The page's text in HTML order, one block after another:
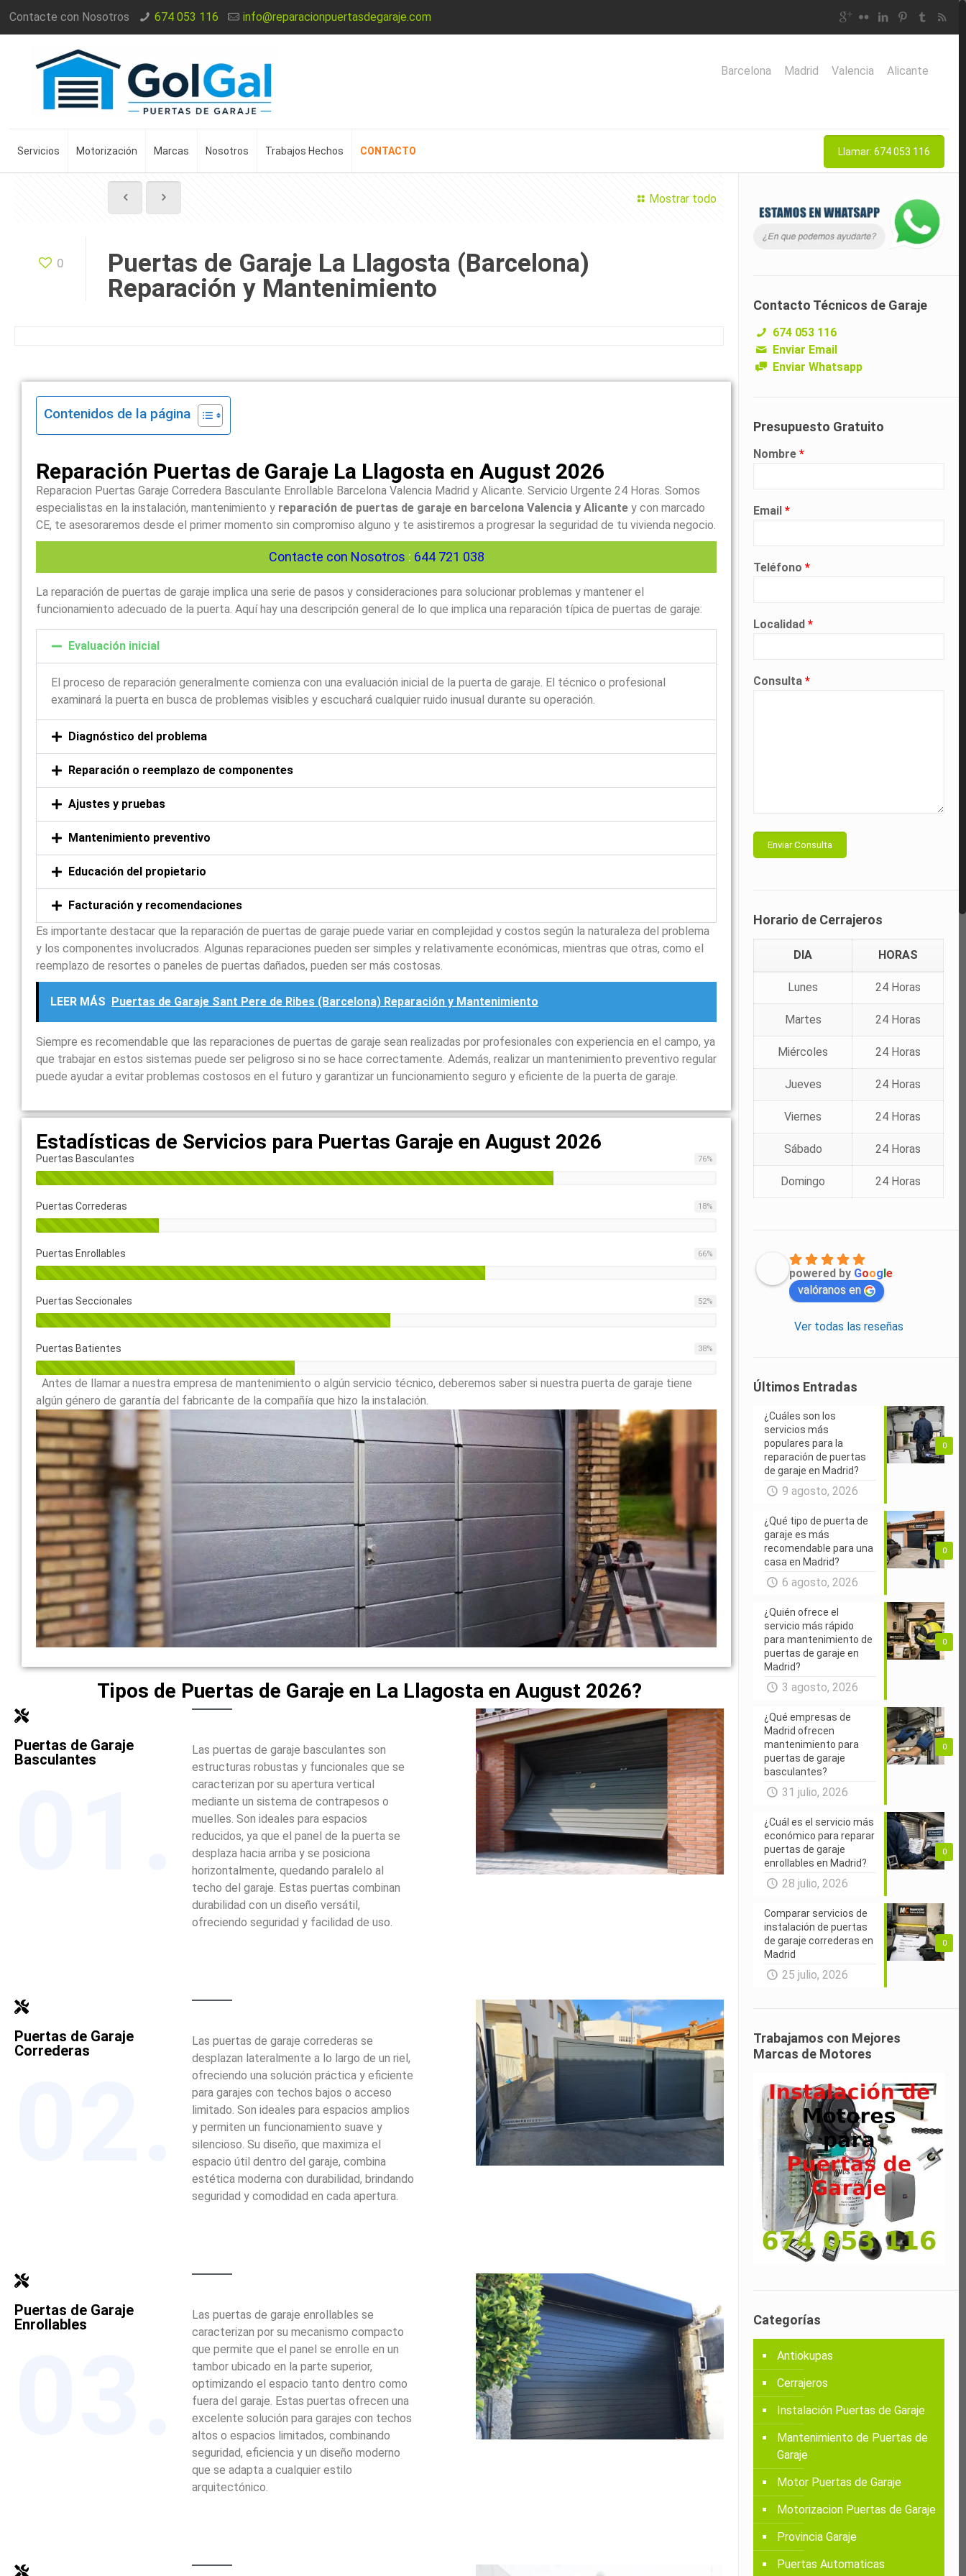
Contacte con Nosotros 674 053 116 info@reparacionpuertasdegaraje.com
Servicios Motorización Marcas Nosotros Trabajos Hechos CONTACTO
Barcelona Madrid Valencia Alicante
Llamar: 674 053 116
Mostrar todo
0
Puertas de Garaje La Llagosta (Barcelona)
Reparación y Mantenimiento
Contenidos de la página
Reparación Puertas de Garaje La Llagosta en August 2026
Reparacion Puertas Garaje Corredera Basculante Enrollable Barcelona Valencia Madrid y Alicante. Servicio Urgente 24 Horas. Somos
especialistas en la instalación, mantenimiento y reparación de puertas de garaje en barcelona Valencia y Alicante y con marcado
CE, te asesoraremos desde el primer momento sin compromiso alguno y te asistiremos a progresar la seguridad de tu vivienda negocio.
Contacte con Nosotros : 644 721 038
La reparación de puertas de garaje implica una serie de pasos y consideraciones para solucionar problemas y mantener el
funcionamiento adecuado de la puerta. Aquí hay una descripción general de lo que implica una reparación típica de puertas de garaje:
Evaluación inicial
El proceso de reparación generalmente comienza con una evaluación inicial de la puerta de garaje. El técnico o profesional
examinará la puerta en busca de problemas visibles y escuchará cualquier ruido inusual durante su operación.
Diagnóstico del problema
Reparación o reemplazo de componentes
Ajustes y pruebas
Mantenimiento preventivo
Educación del propietario
Facturación y recomendaciones
Es importante destacar que la reparación de puertas de garaje puede variar en complejidad y costos según la naturaleza del problema
y los componentes involucrados. Algunas reparaciones pueden ser simples y relativamente económicas, mientras que otras, como el
reemplazo de resortes o paneles de puertas dañados, pueden ser más costosas.
LEER MÁS Puertas de Garaje Sant Pere de Ribes (Barcelona) Reparación y Mantenimiento
Siempre es recomendable que las reparaciones de puertas de garaje sean realizadas por profesionales con experiencia en el campo, ya
que trabajar en estos sistemas puede ser peligroso si no se hace correctamente. Además, realizar un mantenimiento preventivo regular
puede ayudar a evitar problemas costosos en el futuro y garantizar un funcionamiento seguro y eficiente de la puerta de garaje.
Estadísticas de Servicios para Puertas Garaje en August 2026
Puertas Basculantes 76%
Puertas Correderas 18%
Puertas Enrollables 66%
Puertas Seccionales 52%
Puertas Batientes 38%
Antes de llamar a nuestra empresa de mantenimiento o algún servicio técnico, deberemos saber si nuestra puerta de garaje tiene
algún género de garantía del fabricante de la compañía que hizo la instalación.
Tipos de Puertas de Garaje en La Llagosta en August 2026?
Puertas de Garaje
Basculantes
Las puertas de garaje basculantes son
estructuras robustas y funcionales que se
caracterizan por su apertura vertical
mediante un sistema de contrapesos o
muelles. Son ideales para espacios
reducidos, ya que el panel de la puerta se
desplaza hacia arriba y se posiciona
horizontalmente, quedando paralelo al
techo del garaje. Estas puertas combinan
durabilidad con un diseño versátil,
ofreciendo seguridad y facilidad de uso.
Puertas de Garaje
Correderas
Las puertas de garaje correderas se
desplazan lateralmente a lo largo de un riel,
ofreciendo una solución práctica y eficiente
para garajes con techos bajos o acceso
limitado. Son ideales para espacios amplios
y permiten un funcionamiento suave y
silencioso. Su diseño, que maximiza el
espacio útil dentro del garaje, combina
estética moderna con durabilidad, brindando
seguridad y comodidad en cada apertura.
Puertas de Garaje
Enrollables
Las puertas de garaje enrollables se
caracterizan por su mecanismo compacto
que permite que el panel se enrolle en un
tambor ubicado en la parte superior,
optimizando el espacio tanto dentro como
fuera del garaje. Estas puertas ofrecen una
excelente solución para garajes con techos
altos o espacios limitados, combinando
seguridad, eficiencia y un diseño moderno
que se adapta a cualquier estilo
arquitectónico.
Contacto Técnicos de Garaje
674 053 116
Enviar Email
Enviar Whatsapp
Presupuesto Gratuito
Nombre*
Email*
Teléfono*
Localidad*
Consulta*
Horario de Cerrajeros
DIA HORAS
Lunes 24 Horas
Martes 24 Horas
Miércoles 24 Horas
Jueves 24 Horas
Viernes 24 Horas
Sábado 24 Horas
Domingo 24 Horas
powered by Google
valóranos en
Ver todas las reseñas
Últimos Entradas
0
¿Cuáles son los
servicios más
populares para la
reparación de puertas
de garaje en Madrid?
9 agosto, 2026
0
¿Qué tipo de puerta de
garaje es más
recomendable para una
casa en Madrid?
6 agosto, 2026
0
¿Quién ofrece el
servicio más rápido
para mantenimiento de
puertas de garaje en
Madrid?
3 agosto, 2026
0
¿Qué empresas de
Madrid ofrecen
mantenimiento para
puertas de garaje
basculantes?
31 julio, 2026
0
¿Cuál es el servicio más
económico para reparar
puertas de garaje
enrollables en Madrid?
28 julio, 2026
0
Comparar servicios de
instalación de puertas
de garaje correderas en
Madrid
25 julio, 2026
Trabajamos con Mejores
Marcas de Motores
Categorías
Antiokupas
Cerrajeros
Instalación Puertas de Garaje
Mantenimiento de Puertas de
Garaje
Motor Puertas de Garaje
Motorizacion Puertas de Garaje
Provincia Garaje
Puertas Automaticas